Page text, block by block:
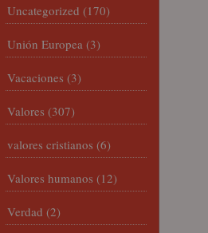
Uncategorized (170)
Unión Europea (3)
Vacaciones (3)
Valores (307)
valores cristianos (6)
Valores humanos (12)
Verdad (2)